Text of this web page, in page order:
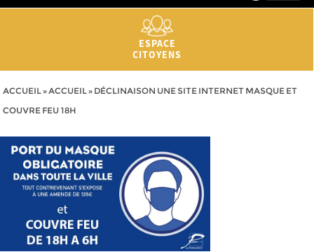
ESPACE
CITOYENS
ACCUEIL»ACCUEIL» DÉCLINAISON UNE SITE INTERNET MASQUE ET
COUVRE FEU 18H